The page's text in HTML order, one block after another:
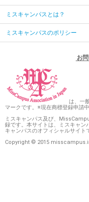
ミスキャンパスとは？
ミスキャンパスのポリシー
お
は、一
マークです。※現在商標登録申請中
ミスキャンパス及び、
録です。本サイトは、ミスキャン
キャンパスのオフィシャルサイト
Copyright © 2015